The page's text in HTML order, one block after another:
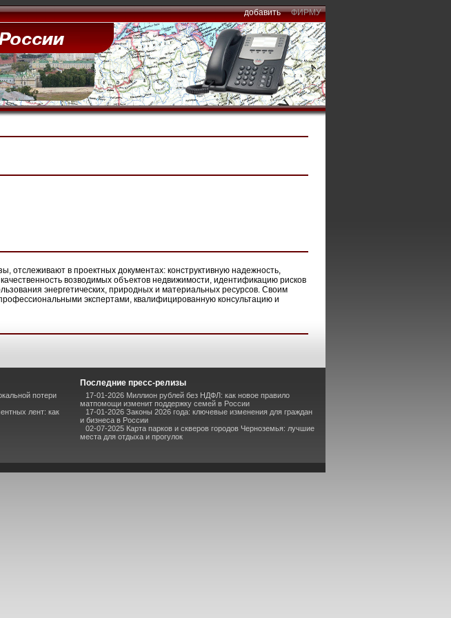
добавить ФИРМУ
отслеживают в проектных документах: конструктивную надежность,
возводимых объектов недвижимости, идентификацию рисков
энергетических, природных и материальных ресурсов. Своим
экспертами, квалифицированную консультацию и
потери
лент: как
Последние пресс-релизы
17-01-2026 Миллион рублей без НДФЛ: как новое правило
матпомощи изменит поддержку семей в России
17-01-2026 Законы 2026 года: ключевые изменения для граждан
и бизнеса в России
02-07-2025 Карта парков и скверов городов Черноземья: лучшие
места для отдыха и прогулок